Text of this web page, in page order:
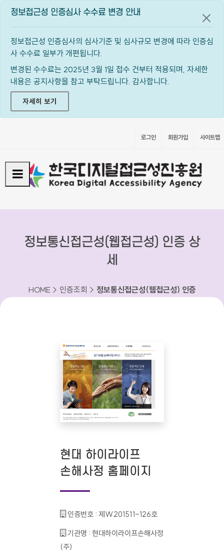
정보접근성 인증심사 수수료 변경 안내
정보접근성 인증심사의 심사기준 및 심사규모 변경에 따라 인증심
사 수수료 일부가 개편됩니다.
변경된 수수료는 2025년 3월 1일 접수 건부터 적용되며, 자세한
내용은 공지사항을 참고 부탁드립니다. 감사합니다.
자세히 보기
공지
로그인 회원가입 사이트맵
정보통신접근성(웹접근성) 인증 상
세
HOME > 인증조회 > 정보통신접근성(웹접근성) 인증
현대 하이라이프
손해사정 홈페이지
인증번호 : 제W201511-126호
기관명 : 현대하이라이프손해사정
(주)